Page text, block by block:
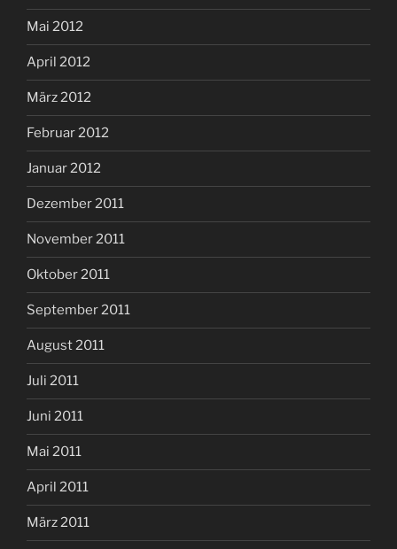
Mai 2012
April 2012
März 2012
Februar 2012
Januar 2012
Dezember 2011
November 2011
Oktober 2011
September 2011
August 2011
Juli 2011
Juni 2011
Mai 2011
April 2011
März 2011